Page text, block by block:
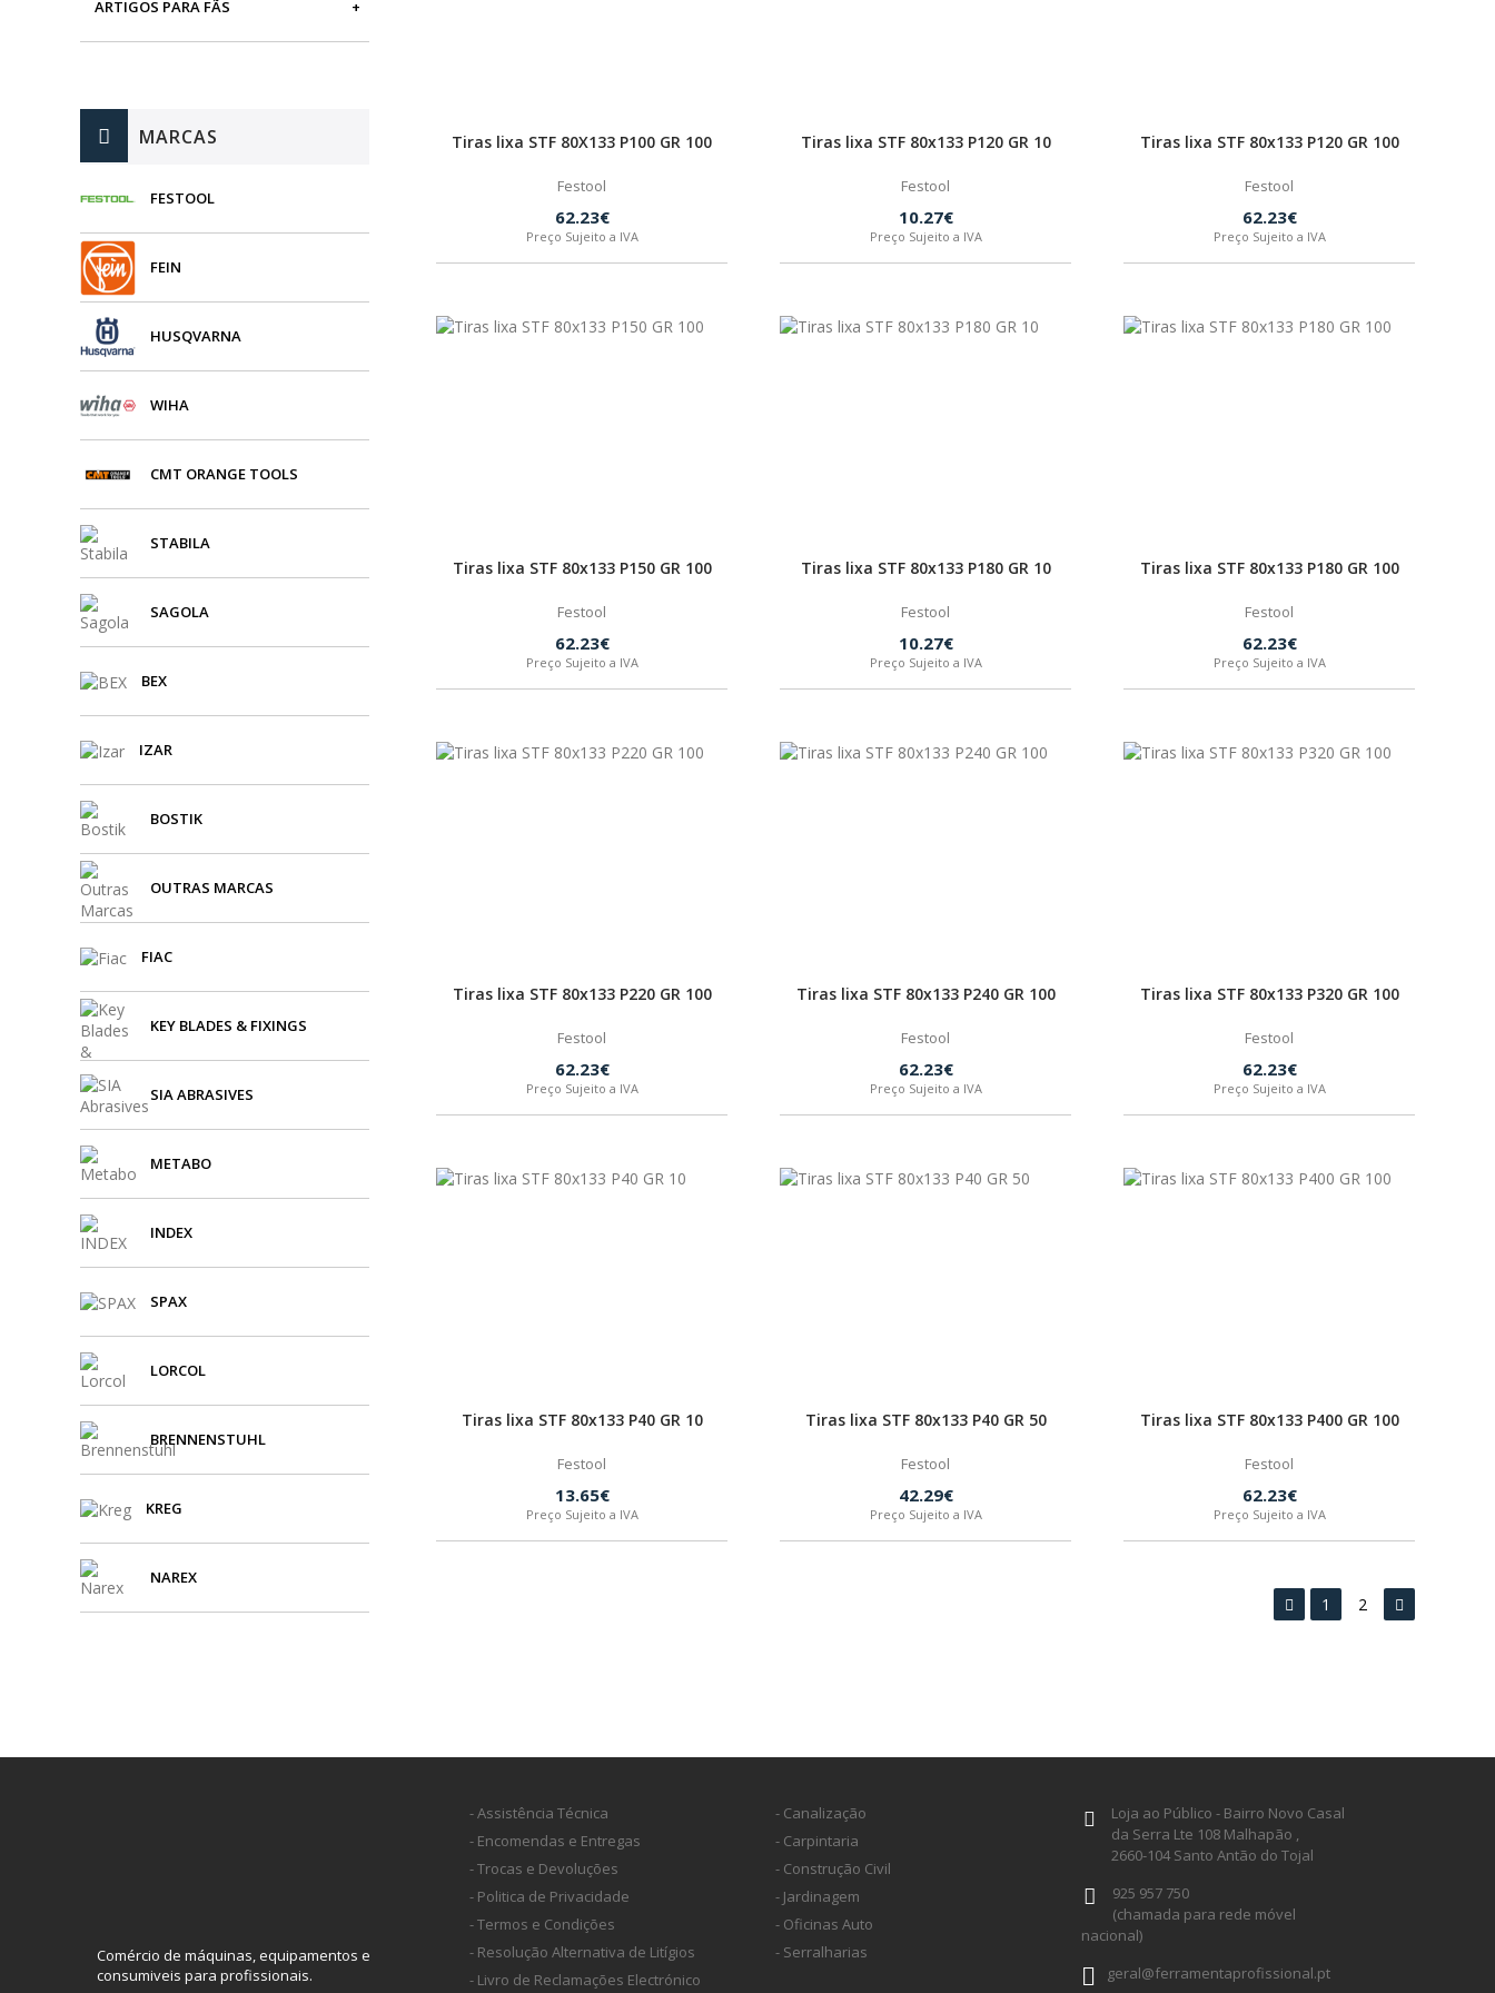
ARTIGOS PARA FÃS
MÁQUINAS DE BRINCAR
MARCAS
FESTOOL
FEIN
HUSQVARNA
WIHA
CMT ORANGE TOOLS
STABILA
SAGOLA
BEX
IZAR
BOSTIK
OUTRAS MARCAS
FIAC
KEY BLADES & FIXINGS
SIA ABRASIVES
METABO
INDEX
SPAX
LORCOL
BRENNENSTUHL
KREG
NAREX
Tiras lixa STF 80X133 P100 GR 100
Festool
62.23€
Preço Sujeito a IVA
Tiras lixa STF 80x133 P120 GR 10
Festool
10.27€
Preço Sujeito a IVA
Tiras lixa STF 80x133 P120 GR 100
Festool
62.23€
Preço Sujeito a IVA
Tiras lixa STF 80x133 P150 GR 100
Festool
62.23€
Preço Sujeito a IVA
Tiras lixa STF 80x133 P180 GR 10
Festool
10.27€
Preço Sujeito a IVA
Tiras lixa STF 80x133 P180 GR 100
Festool
62.23€
Preço Sujeito a IVA
Tiras lixa STF 80x133 P220 GR 100
Festool
62.23€
Preço Sujeito a IVA
Tiras lixa STF 80x133 P240 GR 100
Festool
62.23€
Preço Sujeito a IVA
Tiras lixa STF 80x133 P320 GR 100
Festool
62.23€
Preço Sujeito a IVA
Tiras lixa STF 80x133 P40 GR 10
Festool
13.65€
Preço Sujeito a IVA
Tiras lixa STF 80x133 P40 GR 50
Festool
42.29€
Preço Sujeito a IVA
Tiras lixa STF 80x133 P400 GR 100
Festool
62.23€
Preço Sujeito a IVA
1 2
Comércio de máquinas, equipamentos e
consumiveis para profissionais.
- Assistência Técnica
- Encomendas e Entregas
- Trocas e Devoluções
- Politica de Privacidade
- Termos e Condições
- Resolução Alternativa de Litígios
- Livro de Reclamações Electrónico
- Canalização
- Carpintaria
- Construção Civil
- Jardinagem
- Oficinas Auto
- Serralharias
Loja ao Público - Bairro Novo Casal
da Serra Lte 108 Malhapão ,
2660-104 Santo Antão do Tojal
925 957 750
(chamada para rede móvel
nacional)
geral@ferramentaprofissional.pt